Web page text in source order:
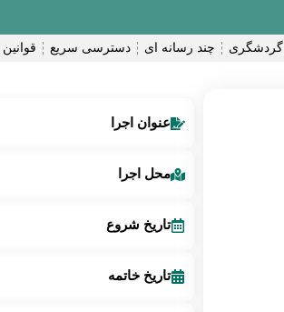
گردشگری چند رسانه ای دسترسی سریع
عنوان اجرا
محل اجرا
تاریخ شروع
تاریخ خاتمه